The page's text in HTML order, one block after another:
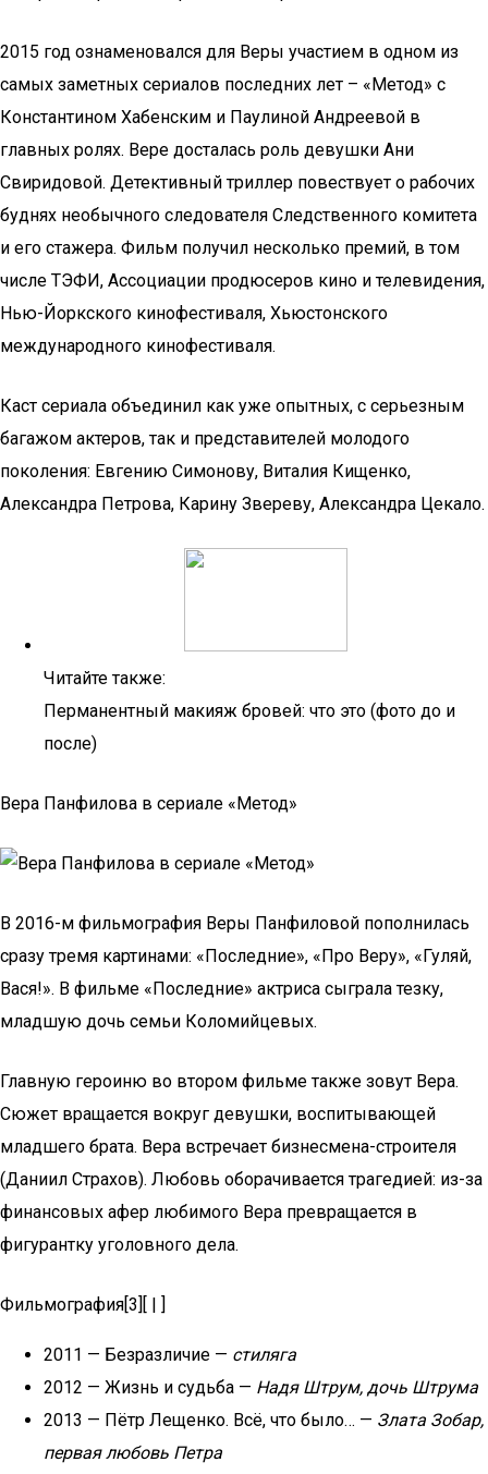
2015 год ознаменовался для Веры участием в одном из
самых заметных сериалов последних лет – «Метод» с
Константином Хабенским и Паулиной Андреевой в
главных ролях. Вере досталась роль девушки Ани
Свиридовой. Детективный триллер повествует о рабочих
буднях необычного следователя Следственного комитета
и его стажера. Фильм получил несколько премий, в том
числе ТЭФИ, Ассоциации продюсеров кино и телевидения,
Нью-Йоркского кинофестиваля, Хьюстонского
международного кинофестиваля.
Каст сериала объединил как уже опытных, с серьезным
багажом актеров, так и представителей молодого
поколения: Евгению Симонову, Виталия Кищенко,
Александра Петрова, Карину Звереву, Александра Цекало.
Читайте также:
Перманентный макияж бровей: что это (фото до и
после)
Вера Панфилова в сериале «Метод»
В 2016-м фильмография Веры Панфиловой пополнилась
сразу тремя картинами: «Последние», «Про Веру», «Гуляй,
Вася!». В фильме «Последние» актриса сыграла тезку,
младшую дочь семьи Коломийцевых.
Главную героиню во втором фильме также зовут Вера.
Сюжет вращается вокруг девушки, воспитывающей
младшего брата. Вера встречает бизнесмена-строителя
(Даниил Страхов). Любовь оборачивается трагедией: из-за
финансовых афер любимого Вера превращается в
фигурантку уголовного дела.
Фильмография[3][ | ]
2011 — Безразличие — стиляга
2012 — Жизнь и судьба — Надя Штрум, дочь Штрума
2013 — Пётр Лещенко. Всё, что было… — Злата Зобар,
первая любовь Петра